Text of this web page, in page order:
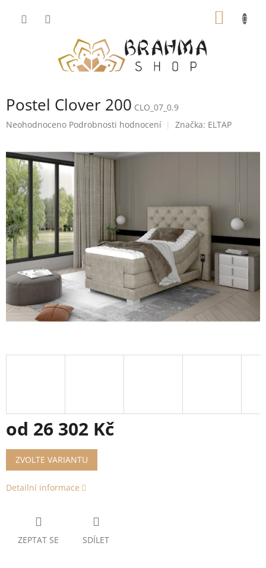
Postel Clover 200 CLO_07_0.9
Průměrné
je
0,0
z
5
hvězdiček.
Neohodnoceno Podrobnosti hodnocení Značka: ELTAP
od 26 302 Kč
Měrná
cena:
ZVOLTE VARIANTU
Detailní informace
ZEPTAT SE SDÍLET